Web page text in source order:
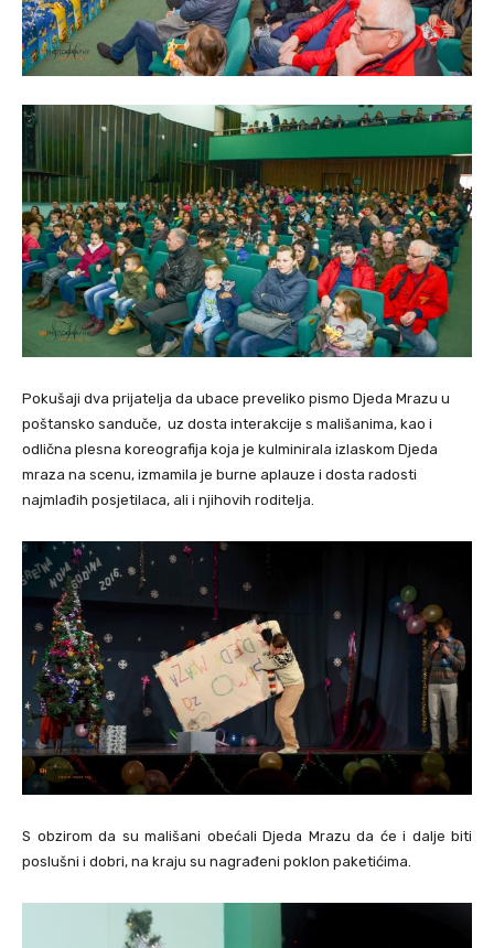
Pokušaji dva prijatelja da ubace preveliko pismo Djeda Mrazu u
poštansko sanduče, uz dosta interakcije s mališanima, kao i
odlična plesna koreografija koja je kulminirala izlaskom Djeda
mraza na scenu, izmamila je burne aplauze i dosta radosti
najmlađih posjetilaca, ali i njihovih roditelja.
S obzirom da su mališani obećali Djeda Mrazu da će i dalje biti
poslušni i dobri, na kraju su nagrađeni poklon paketićima.